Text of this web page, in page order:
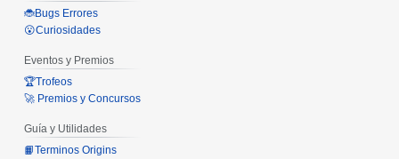
🐞Bugs Errores
😮Curiosidades
Eventos y Premios
🏆Trofeos
🚀 Premios y Concursos
Guía y Utilidades
📙Terminos Origins